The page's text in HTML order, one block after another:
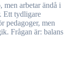
Ett tydligare
pedagoger, men
Frågan är: balans